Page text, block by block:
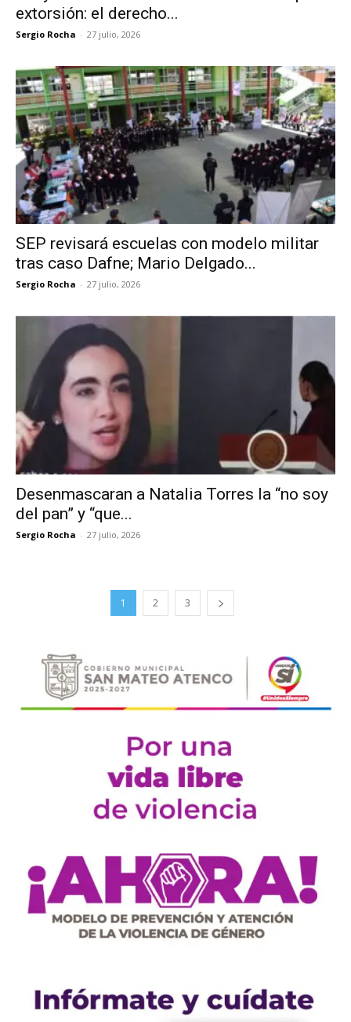
extorsión: el derecho...
Sergio Rocha - 27 julio, 2026
SEP revisará escuelas con modelo militar
tras caso Dafne; Mario Delgado...
Sergio Rocha - 27 julio, 2026
Desenmascaran a Natalia Torres la “no soy
del pan” y “que...
Sergio Rocha - 27 julio, 2026
1 2 3